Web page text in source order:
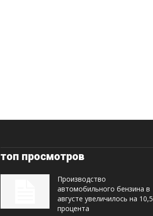
топ просмотров
Производство
автомобильного бензина в
августе увеличилось на 10,5
процента